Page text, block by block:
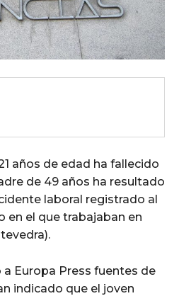
años de edad ha fallecido
de 49 años ha resultado
laboral registrado al
en el que trabajaban en
Europa Press fuentes de
indicado que el joven